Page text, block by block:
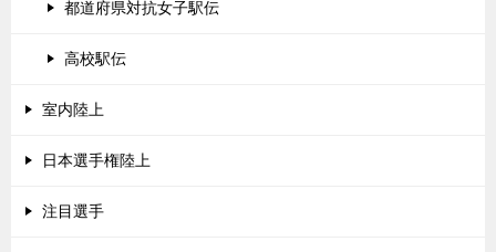
都道府県対抗女子駅伝
高校駅伝
室内陸上
日本選手権陸上
注目選手